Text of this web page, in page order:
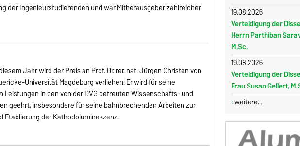
der Ingenieurstudierenden und war Mitherausgeber zahlreicher
Jahr wird der Preis an Prof. Dr. rer. nat. Jürgen Christen von
Universität Magdeburg verliehen. Er wird für seine
Leistungen in den von der DVG betreuten Wissenschafts- und
geehrt, insbesondere für seine bahnbrechenden Arbeiten zur
Etablierung der Kathodolumineszenz.
19.08.2026
Verteidigung der
Herrn Parthiban
M.Sc.
19.08.2026
Verteidigung der
Frau Susan Gellert,
weitere...